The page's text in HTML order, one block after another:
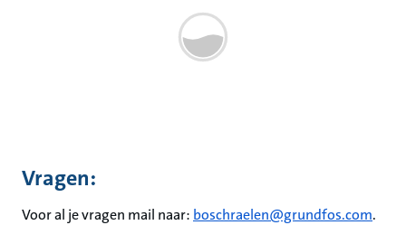
Vragen:
Voor al je vragen mail naar: boschraelen@grundfos.com.